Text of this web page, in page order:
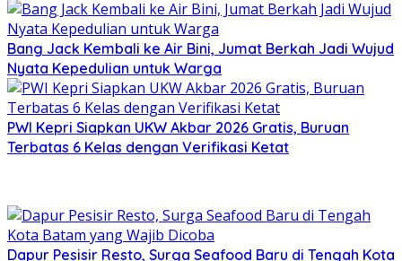
Bang Jack Kembali ke Air Bini, Jumat Berkah Jadi Wujud
Nyata Kepedulian untuk Warga
PWI Kepri Siapkan UKW Akbar 2026 Gratis, Buruan
Terbatas 6 Kelas dengan Verifikasi Ketat
Dapur Pesisir Resto, Surga Seafood Baru di Tengah Kota